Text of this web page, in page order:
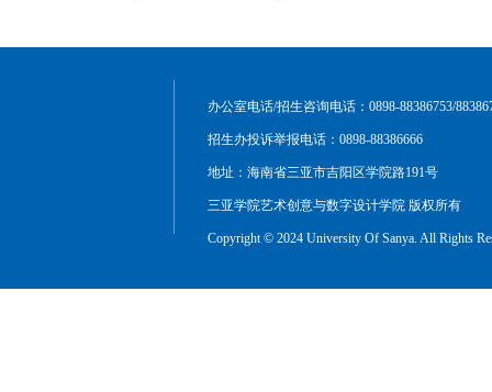
办公室电话/招生咨询电话：0898-88386753/
招生办投诉举报电话：0898-88386666
地址：海南省三亚市吉阳区学院路191号
三亚学院艺术创意与数字设计学院 版权所有
Copyright © 2024 University Of Sanya. All Rights